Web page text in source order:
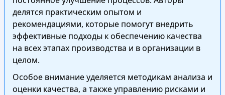
делятся практическим опытом и
рекомендациями, которые помогут внедрить
эффективные подходы к обеспечению качества
на всех этапах производства и в организации в
целом.
Особое внимание уделяется методикам анализа и
оценки качества, а также управлению рисками и